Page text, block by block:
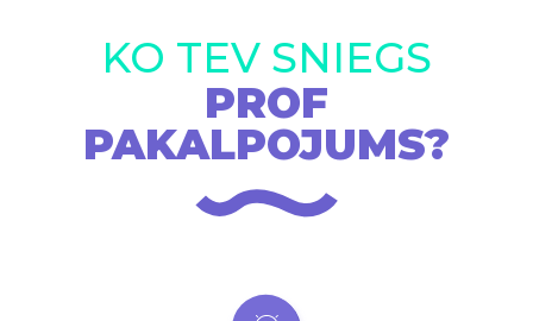
KO TEV SNIEGS
PROF
PAKALPOJUMS?